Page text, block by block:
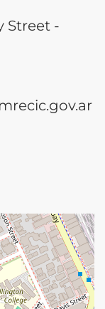
Street -